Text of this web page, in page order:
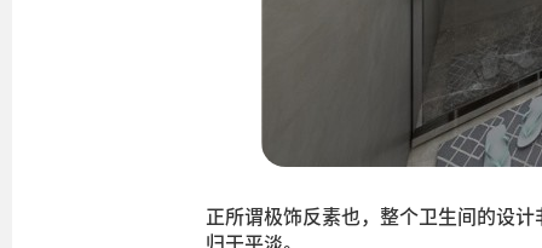
正所谓极饰反素也，整个卫生间的设
归于平淡。